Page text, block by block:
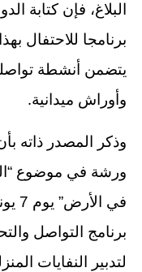
البلاغ، فإن كتابة
برنامجا للاحتفال
يتضمن أنشطة
وأوراش ميدانية.
وذكر المصدر ذاته
ورشة في موضوع
في
برنامج التواصل
لتدبير النفايات